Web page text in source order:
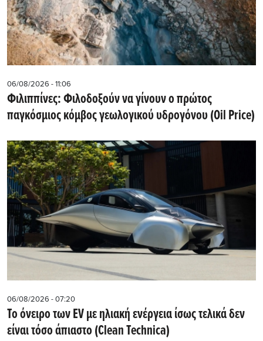
06/08/2026 - 11:06
Φιλιππίνες: Φιλοδοξούν να γίνουν ο πρώτος
παγκόσμιος κόμβος γεωλογικού υδρογόνου (Oil Price)
06/08/2026 - 07:20
Το όνειρο των EV με ηλιακή ενέργεια ίσως τελικά δεν
είναι τόσο άπιαστο (Clean Technica)